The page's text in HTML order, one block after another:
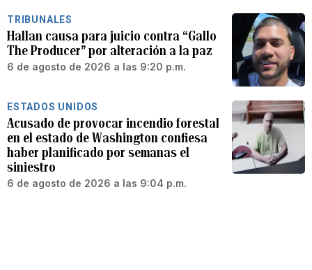
TRIBUNALES
Hallan causa para juicio contra “Gallo
The Producer” por alteración a la paz
6 de agosto de 2026 a las 9:20 p.m.
ESTADOS UNIDOS
Acusado de provocar incendio forestal
en el estado de Washington confiesa
haber planificado por semanas el
siniestro
6 de agosto de 2026 a las 9:04 p.m.